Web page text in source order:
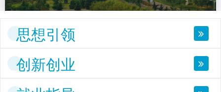
思想引领
创新创业